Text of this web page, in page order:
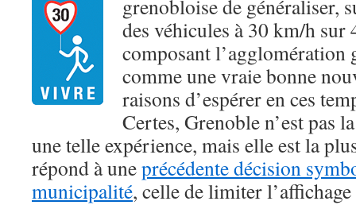
grenobloise de généraliser,
des véhicules à 30 km/h sur
composant l’agglomération
comme une vraie bonne
raisons d’espérer en ces
Certes, Grenoble n’est pas
une telle expérience, mais elle est la
répond à uneprécédente décision
municipalité, celle de limiter